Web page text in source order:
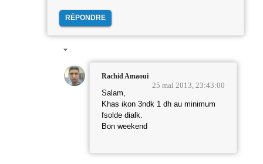
RÉPONDRE
Rachid Amaoui
25 mai 2013, 23:43:00
Salam,
Khas ikon 3ndk 1 dh au minimum
fsolde dialk.
Bon weekend